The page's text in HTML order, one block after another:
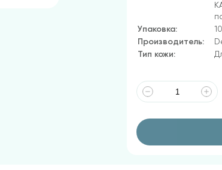
Упаковка:
Производитель:
Тип кожи: